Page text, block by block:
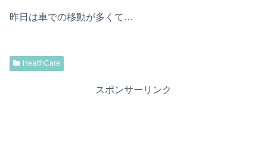
昨日は車での移動が多くて…
HealthCare
スポンサーリンク